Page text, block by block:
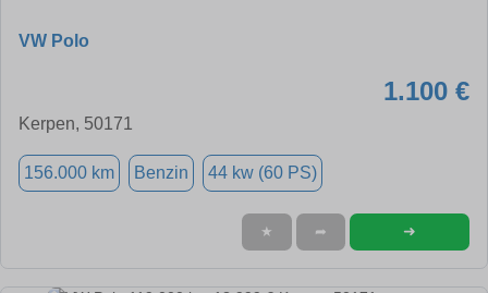
VW Polo
1.100 €
Kerpen, 50171
156.000 km Benzin 44 kw (60 PS)
★ ➦ ➜